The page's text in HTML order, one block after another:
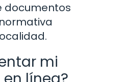
documentos
mi